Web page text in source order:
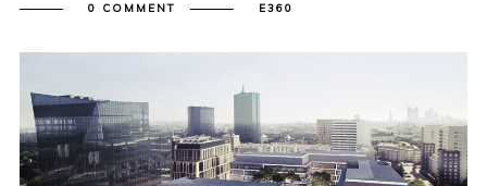
0 COMMENT
E360